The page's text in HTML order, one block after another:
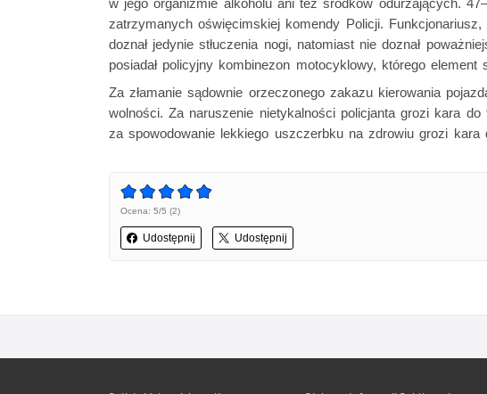
w jego organizmie alkoholu ani też środków odurzających.
zatrzymanych oświęcimskiej komendy Policji.
doznał jedynie stłuczenia nogi, natomiast nie doznał
posiadał policyjny kombinezon motocyklowy, którego
Za złamanie sądownie orzeczonego zakazu kierowania
wolności. Za naruszenie nietykalności policjanta grozi kara
za spowodowanie lekkiego uszczerbku na zdrowiu grozi kara
Ocena: 5/5 (2)
Udostępnij Udostępnij